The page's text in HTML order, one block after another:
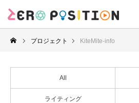
プロジェクト KiteMite-info
All
ライティング